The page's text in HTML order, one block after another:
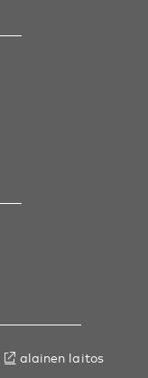
alainen laitos